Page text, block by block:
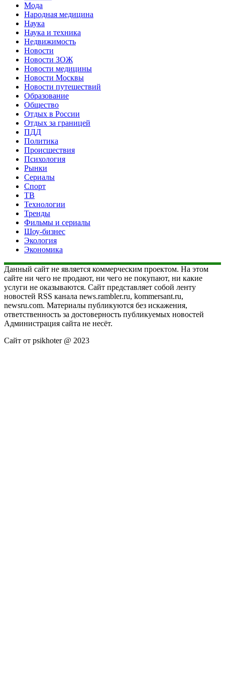
Мода
Народная медицина
Наука
Наука и техника
Недвижимость
Новости
Новости ЗОЖ
Новости медицины
Новости Москвы
Новости путешествий
Образование
Общество
Отдых в России
Отдых за границей
ПДД
Политика
Происшествия
Психология
Рынки
Сериалы
Спорт
ТВ
Технологии
Тренды
Фильмы и сериалы
Шоу-бизнес
Экология
Экономика
Данный сайт не является коммерческим проектом. На этом
сайте ни чего не продают, ни чего не покупают, ни какие
услуги не оказываются. Сайт представляет собой ленту
новостей RSS канала news.rambler.ru, kommersant.ru,
newsru.com. Материалы публикуются без искажения,
ответственность за достоверность публикуемых новостей
Администрация сайта не несёт.
Сайт от psikhoter @ 2023